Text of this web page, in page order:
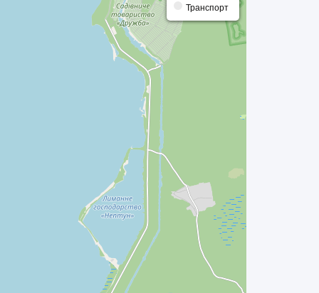
Транспорт